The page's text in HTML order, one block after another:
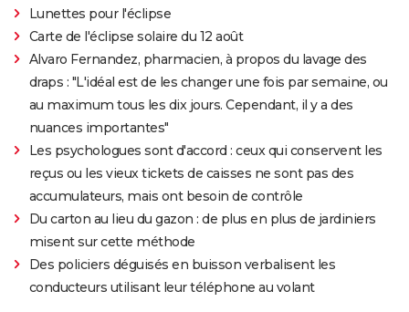
Lunettes pour l'éclipse
Carte de l'éclipse solaire du 12 août
Alvaro Fernandez, pharmacien, à propos du lavage des
draps : "L'idéal est de les changer une fois par semaine, ou
au maximum tous les dix jours. Cependant, il y a des
nuances importantes"
Les psychologues sont d'accord : ceux qui conservent les
reçus ou les vieux tickets de caisses ne sont pas des
accumulateurs, mais ont besoin de contrôle
Du carton au lieu du gazon : de plus en plus de jardiniers
misent sur cette méthode
Des policiers déguisés en buisson verbalisent les
conducteurs utilisant leur téléphone au volant